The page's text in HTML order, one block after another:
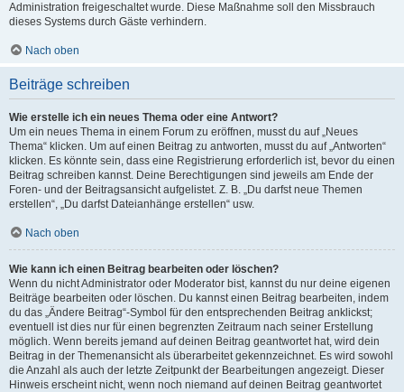
Administration freigeschaltet wurde. Diese Maßnahme soll den Missbrauch
dieses Systems durch Gäste verhindern.
Nach oben
Beiträge schreiben
Wie erstelle ich ein neues Thema oder eine Antwort?
Um ein neues Thema in einem Forum zu eröffnen, musst du auf „Neues
Thema“ klicken. Um auf einen Beitrag zu antworten, musst du auf „Antworten“
klicken. Es könnte sein, dass eine Registrierung erforderlich ist, bevor du einen
Beitrag schreiben kannst. Deine Berechtigungen sind jeweils am Ende der
Foren- und der Beitragsansicht aufgelistet. Z. B. „Du darfst neue Themen
erstellen“, „Du darfst Dateianhänge erstellen“ usw.
Nach oben
Wie kann ich einen Beitrag bearbeiten oder löschen?
Wenn du nicht Administrator oder Moderator bist, kannst du nur deine eigenen
Beiträge bearbeiten oder löschen. Du kannst einen Beitrag bearbeiten, indem
du das „Ändere Beitrag“-Symbol für den entsprechenden Beitrag anklickst;
eventuell ist dies nur für einen begrenzten Zeitraum nach seiner Erstellung
möglich. Wenn bereits jemand auf deinen Beitrag geantwortet hat, wird dein
Beitrag in der Themenansicht als überarbeitet gekennzeichnet. Es wird sowohl
die Anzahl als auch der letzte Zeitpunkt der Bearbeitungen angezeigt. Dieser
Hinweis erscheint nicht, wenn noch niemand auf deinen Beitrag geantwortet